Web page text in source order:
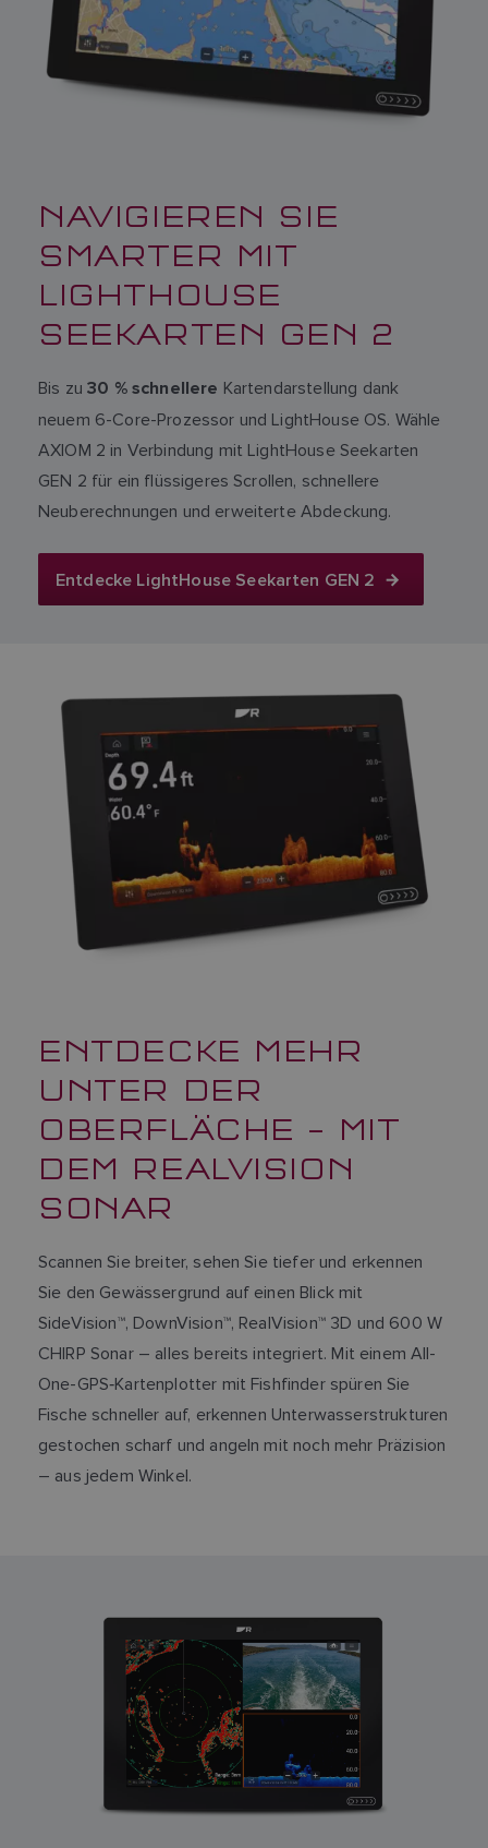
NAVIGIEREN SIE
SMARTER MIT
LIGHTHOUSE
SEEKARTEN GEN 2
Bis zu30 % schnellere Kartendarstellung dank
neuem 6-Core-Prozessor und LightHouse OS. Wähle
AXIOM 2 in Verbindung mit LightHouse Seekarten
GEN 2 für ein flüssigeres Scrollen, schnellere
Neuberechnungen und erweiterte Abdeckung.
Entdecke LightHouse Seekarten GEN 2
ENTDECKE MEHR
UNTER DER
OBERFLÄCHE – MIT
DEM REALVISION
SONAR
Scannen Sie breiter, sehen Sie tiefer und erkennen
Sie den Gewässergrund auf einen Blick mit
SideVision™, DownVision™, RealVision™ 3D und 600 W
CHIRP Sonar – alles bereits integriert. Mit einem All-
One-GPS‑Kartenplotter mit Fishfinder spüren Sie
Fische schneller auf, erkennen Unterwasserstrukturen
gestochen scharf und angeln mit noch mehr Präzision
– aus jedem Winkel.